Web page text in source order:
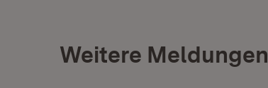
Weitere Meldungen